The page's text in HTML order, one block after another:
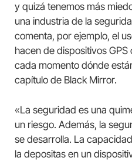
y quizá tenemos más
una industria de la
comenta, por ejemplo, el
hacen de dispositivos
cada momento dónde
capítulo de Black Mirror.
«La seguridad es una
un riesgo. Además, la
se desarrolla. La
la depositas en un